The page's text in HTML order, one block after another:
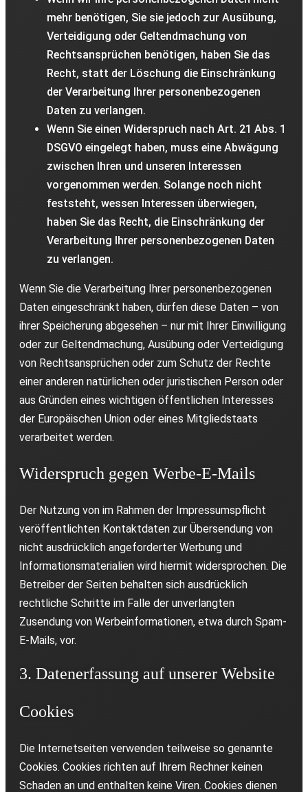
mehr benötigen, Sie sie jedoch zur Ausübung,
Verteidigung oder Geltendmachung von
Rechtsansprüchen benötigen, haben Sie das
Recht, statt der Löschung die Einschränkung
der Verarbeitung Ihrer personenbezogenen
Daten zu verlangen.
Wenn Sie einen Widerspruch nach Art. 21 Abs. 1
DSGVO eingelegt haben, muss eine Abwägung
zwischen Ihren und unseren Interessen
vorgenommen werden. Solange noch nicht
feststeht, wessen Interessen überwiegen,
haben Sie das Recht, die Einschränkung der
Verarbeitung Ihrer personenbezogenen Daten
zu verlangen.
Wenn Sie die Verarbeitung Ihrer personenbezogenen
Daten eingeschränkt haben, dürfen diese Daten – von
ihrer Speicherung abgesehen – nur mit Ihrer Einwilligung
oder zur Geltendmachung, Ausübung oder Verteidigung
von Rechtsansprüchen oder zum Schutz der Rechte
einer anderen natürlichen oder juristischen Person oder
aus Gründen eines wichtigen öffentlichen Interesses
der Europäischen Union oder eines Mitgliedstaats
verarbeitet werden.
Widerspruch gegen Werbe-E-Mails
Der Nutzung von im Rahmen der Impressumspflicht
veröffentlichten Kontaktdaten zur Übersendung von
nicht ausdrücklich angeforderter Werbung und
Informationsmaterialien wird hiermit widersprochen. Die
Betreiber der Seiten behalten sich ausdrücklich
rechtliche Schritte im Falle der unverlangten
Zusendung von Werbeinformationen, etwa durch Spam-
E-Mails, vor.
3. Datenerfassung auf unserer Website
Cookies
Die Internetseiten verwenden teilweise so genannte
Cookies. Cookies richten auf Ihrem Rechner keinen
Schaden an und enthalten keine Viren. Cookies dienen